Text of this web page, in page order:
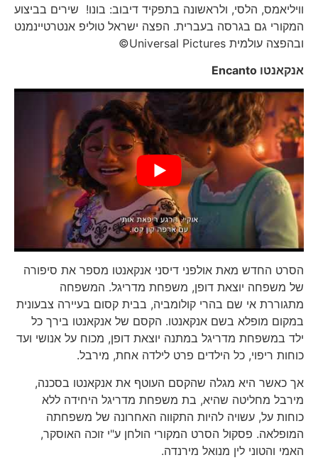
וויליאמס, הלסי, ולראשונה בתפקיד דיבוב: בונו! שירים בביצוע
המקורי גם בגרסה בעברית. הפצה ישראל טוליפ אנטרטיינמנט
ובהפצה עולמית Universal Pictures©
אנקאנטוEncanto
הסרט החדש מאת אולפני דיסני אנקאנטו מספר את סיפורה
של משפחה יוצאת דופן, משפחת מדריגל. המשפחה
מתגוררת אי שם בהרי קולומביה, בבית קסום בעיירה צבעונית
במקום מופלא בשם אנקאנטו. הקסם של אנקאנטו בירך כל
ילד במשפחת מדריגל במתנה יוצאת דופן, מכוח על אנושי ועד
כוחות ריפוי, כל הילדים פרט לילדה אחת, מירבל.
אך כאשר היא מגלה שהקסם העוטף את אנקאנטו בסכנה,
מירבל מחליטה שהיא, בת משפחת מדריגל היחידה ללא
כוחות על, עשויה להיות התקווה האחרונה של משפחתה
המופלאה. פסקול הסרט המקורי הולחן ע"י זוכה האוסקר,
האמי והטוני לין מנואל מירנדה.